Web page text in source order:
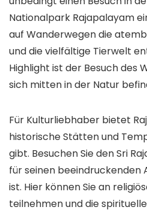
Nationalpark Rajapalayam
auf Wanderwegen die
und die vielfältige Tierwelt
Highlight ist der Besuch des
sich mitten in der Natur
Für Kulturliebhaber bietet
historische Stätten und
gibt. Besuchen Sie den Sri
für seinen
ist. Hier können Sie an
teilnehmen und die